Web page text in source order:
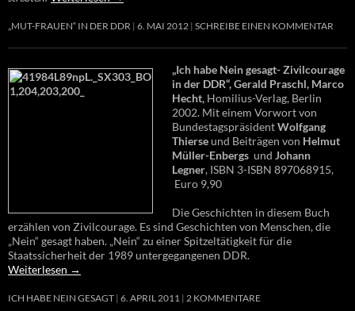
„MUT-FRAUEN“ IN DER DDR 6. MAI 2012 SCHREIBE EINEN KOMMENTAR
„Ich habe Nein gesagt- Zivilcourage
in der DDR“, Gerald Praschl, Marco
Hecht, Homilius-Verlag, Berlin
2002. Mit einem Vorwort von
BundestagspräsidentWolfgang
Thierseund Beiträgen von Helmut
Müller-Enbergs und Johann
Legner, ISBN 3-ISBN 897068915,
Euro 9,90
Die Geschichten in diesem Buch
erzählen von Zivilcourage. Es sind Geschichten von Menschen, die
„Nein“ gesagt haben. „Nein“ zu einer Spitzeltätigkeit für die
Staatssicherheit der 1989 untergegangenen DDR.
Weiterlesen →
ICH HABE NEIN GESAGT 6. APRIL 2011 2 KOMMENTARE